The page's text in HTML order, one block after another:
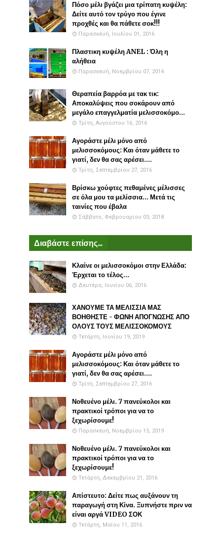
Πόσο μέλι βγάζει μια τρίπατη κυψέλη:
Δείτε αυτό τον τρύγο που έγινε
προχθές και θα πάθετε σοκ!!!
Παρασκευή, Ιουλίου 01, 2016
Πλαστικη κυψέλη ANEL : Όλη η
αλήθεια
Παρασκευή, Νοεμβρίου 07, 2014
Θεραπεία βαρρόα με τακ τικ:
Αποκαλύψεις που σοκάρουν από
μεγάλο επαγγελματία μελισσοκόμο...
Τρίτη, Αυγούστου 16, 2016
Αγοράστε μέλι μόνο από
μελισσοκόμους: Και όταν μάθετε το
γιατί, δεν θα σας αρέσει....
Τρίτη, Σεπτεμβρίου 27, 2016
Βρίσκω χούφτες πεθαμένες μέλισσες
σε όλα μου τα μελίσσια... Μετά τις
ταινίες που έβαλα
Σάββατο, Φεβρουαρίου 03, 2018
Διαβάστε επίσης...
Κλαίνε οι μελισσοκόμοι στην Ελλάδα:
Έρχεται το τέλος...
Δευτέρα, Ιουνίου 06, 2016
ΧΑΝΟΥΜΕ ΤΑ ΜΕΛΙΣΣΙΑ ΜΑΣ
ΒΟΗΘΗΣΤΕ - ΦΩΝΗ ΑΠΟΓΝΩΣΗΣ ΑΠΟ
ΟΛΟΥΣ ΤΟΥΣ ΜΕΛΙΣΣΟΚΟΜΟΥΣ
Τετάρτη, Ιουνίου 19, 2019
Αγοράστε μέλι μόνο από
μελισσοκόμους: Και όταν μάθετε το
γιατί, δεν θα σας αρέσει....
Τρίτη, Σεπτεμβρίου 27, 2016
Νοθευένο μέλι. 7 πανεύκολοι και
πρακτικοί τρόποι για να το
ξεχωρίσουμε!
Παρασκευή, Νοεμβρίου 15, 2019
Νοθευένο μέλι. 7 πανεύκολοι και
πρακτικοί τρόποι για να το
ξεχωρίσουμε!
Τετάρτη, Δεκεμβρίου 21, 2016
Απίστευτο: Δείτε πως αυξάνουν τη
παραγωγή στη Κίνα. Ξυπνήστε πριν να
είναι αργά VIDEO ΣΟΚ
Τετάρτη, Μαΐου 11, 2016